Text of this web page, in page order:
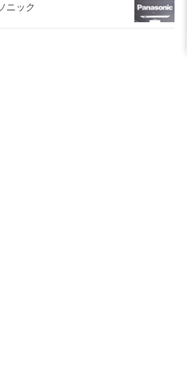
ニック